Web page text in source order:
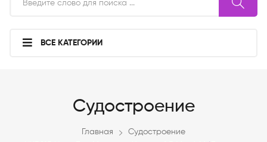
ВСЕ КАТЕГОРИИ
Судостроение
Главная
Судостроение